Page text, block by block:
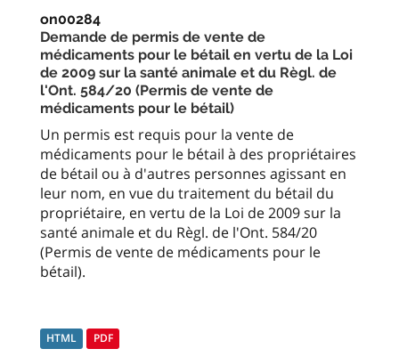
on00284
Demande de permis de vente de
médicaments pour le bétail en vertu de la Loi
de 2009 sur la santé animale et du Règl. de
l'Ont. 584/20 (Permis de vente de
médicaments pour le bétail)
Un permis est requis pour la vente de
médicaments pour le bétail à des propriétaires
de bétail ou à d'autres personnes agissant en
leur nom, en vue du traitement du bétail du
propriétaire, en vertu de la Loi de 2009 sur la
santé animale et du Règl. de l'Ont. 584/20
(Permis de vente de médicaments pour le
bétail).
HTML PDF